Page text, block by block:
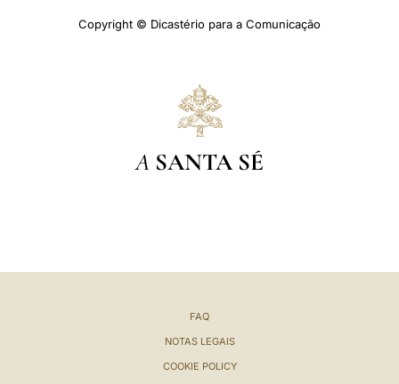
Copyright © Dicastério para a Comunicação
A SANTA SÉ
FAQ
NOTAS LEGAIS
COOKIE POLICY